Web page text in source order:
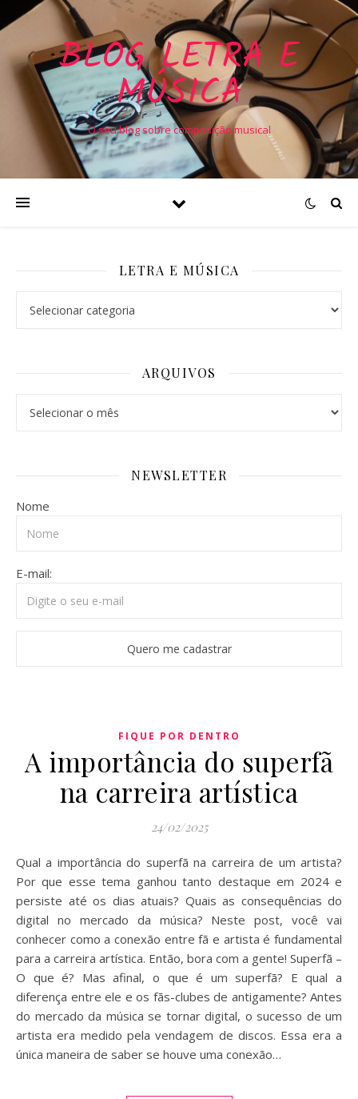
BLOG LETRA E
MÚSICA
O seu blog sobre composição musical
LETRA E MÚSICA
ARQUIVOS
NEWSLETTER
Nome
E-mail:
FIQUE POR DENTRO
A importância do superfã
na carreira artística
24/02/2025
Qual a importância do superfã na carreira de um artista?
Por que esse tema ganhou tanto destaque em 2024 e
persiste até os dias atuais? Quais as consequências do
digital no mercado da música? Neste post, você vai
conhecer como a conexão entre fã e artista é fundamental
para a carreira artística. Então, bora com a gente! Superfã –
O que é? Mas afinal, o que é um superfã? E qual a
diferença entre ele e os fãs-clubes de antigamente? Antes
do mercado da música se tornar digital, o sucesso de um
artista era medido pela vendagem de discos. Essa era a
única maneira de saber se houve uma conexão…